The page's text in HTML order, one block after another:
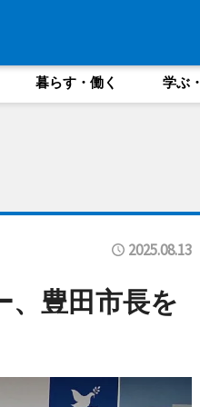
暮らす・働く 学ぶ
2025.08.13
、豊田市長を